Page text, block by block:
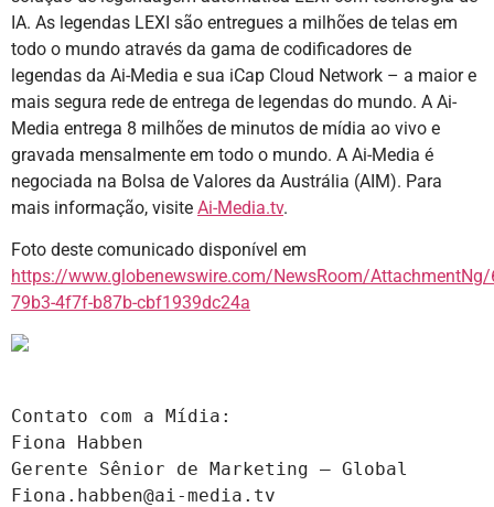
IA. As legendas LEXI são entregues a milhões de telas em
todo o mundo através da gama de codificadores de
legendas da Ai-Media e sua iCap Cloud Network – a maior e
mais segura rede de entrega de legendas do mundo. A Ai-
Media entrega 8 milhões de minutos de mídia ao vivo e
gravada mensalmente em todo o mundo. A Ai-Media é
negociada na Bolsa de Valores da Austrália (AIM). Para
mais informação, visite Ai-Media.tv.
Foto deste comunicado disponível em
https://www.globenewswire.com/NewsRoom/AttachmentNg/
79b3-4f7f-b87b-cbf1939dc24a
Contato com a Mídia:
Fiona Habben
Gerente Sênior de Marketing – Global
Fiona.habben@ai-media.tv